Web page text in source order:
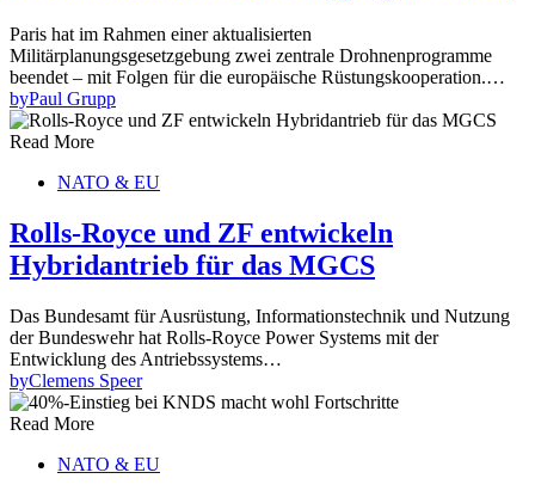
Paris hat im Rahmen einer aktualisierten
Militärplanungsgesetzgebung zwei zentrale Drohnenprogramme
beendet – mit Folgen für die europäische Rüstungskooperation.…
byPaul Grupp
Read More
NATO & EU
Rolls-Royce und ZF entwickeln
Hybridantrieb für das MGCS
Das Bundesamt für Ausrüstung, Informationstechnik und Nutzung
der Bundeswehr hat Rolls-Royce Power Systems mit der
Entwicklung des Antriebssystems…
byClemens Speer
Read More
NATO & EU